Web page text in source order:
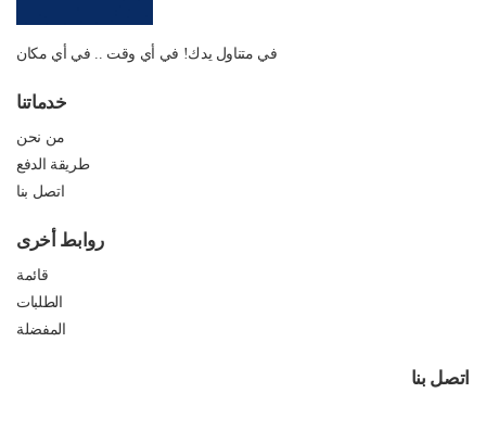
في متناول يدك! في أي وقت .. في أي مكان
خدماتنا
من نحن
طريقة الدفع
اتصل بنا
روابط أخرى
قائمة
الطلبات
المفضلة
اتصل بنا